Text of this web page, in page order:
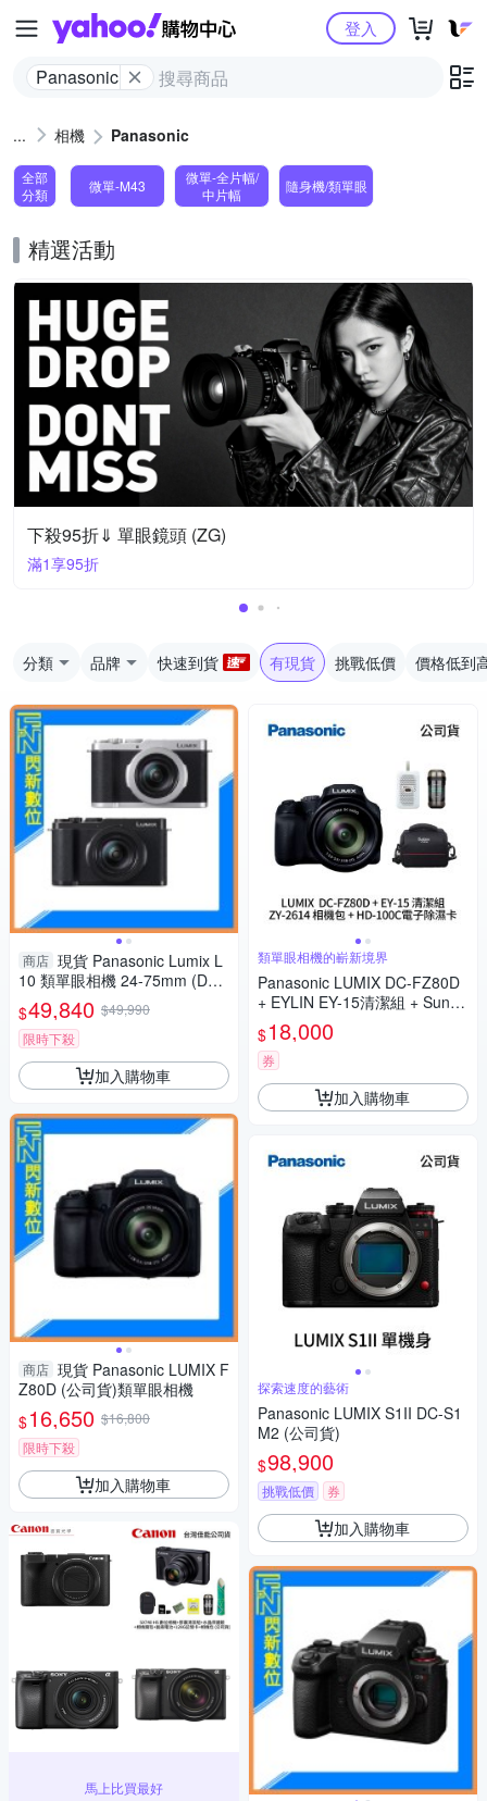
Yahoo購物中心
Panasonic
登入
相機 Panasonic
全部
分類
微單-M43
微單-全片幅/
中片幅
隨身機/類單眼
精選活動
下殺95折⇓ 單眼鏡頭 (ZG)
滿1享95折
分類 品牌 快速到貨 有現貨 挑戰低價 價格低到
商店 現貨 Panasonic Lumix L
10 類單眼相機 24-75mm (DC-
L10,公司貨)
$49,840 $49,990
限時下殺
加入購物車
商店 現貨 Panasonic LUMIX F
Z80D (公司貨)類單眼相機
$16,650 $16,800
限時下殺
加入購物車
馬上比買最好
類單眼相機的嶄新境界
Panasonic LUMIX DC-FZ80D
+ EYLIN EY-15清潔組 + SunLi
ght ZY-2614相機包 + EirMai 銳
瑪 HD-100C電子除濕卡 FZ80
D (公司貨)
$18,000
券
加入購物車
探索速度的藝術
Panasonic LUMIX S1II DC-S1
M2 (公司貨)
$98,900
挑戰低價 券
加入購物車